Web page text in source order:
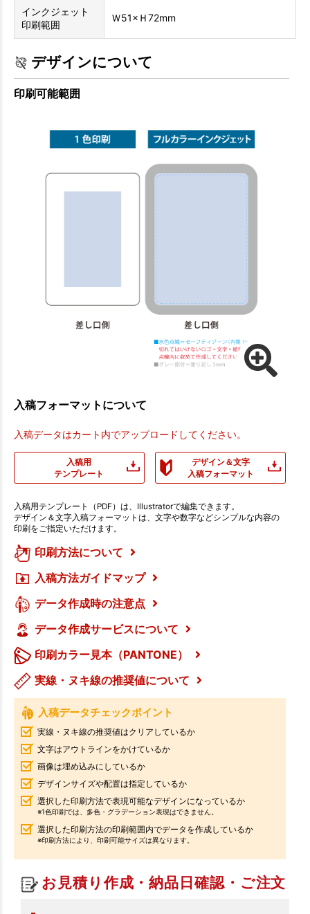
インクジェット
印刷範囲
Ｗ51×Ｈ72mm
デザインについて
印刷可能範囲
入稿フォーマットについて
入稿データはカート内でアップロードしてください。
入稿用
テンプレート
デザイン＆文字
入稿フォーマット
入稿用テンプレート（PDF）は、Illustratorで編集できます。
デザイン＆文字入稿フォーマットは、文字や数字などシンプルな内容の
印刷をご指定いただけます。
印刷方法について
入稿方法ガイドマップ
データ作成時の注意点
データ作成サービスについて
印刷カラー見本（PANTONE）
実線・ヌキ線の推奨値について
入稿データチェックポイント
実線・ヌキ線の推奨値はクリアしているか
文字はアウトラインをかけているか
画像は埋め込みにしているか
デザインサイズや配置は指定しているか
選択した印刷方法で表現可能なデザインになっているか
※1色印刷では、多色・グラデーション表現はできません。
選択した印刷方法の印刷範囲内でデータを作成しているか
※印刷方法により、印刷可能サイズは異なります。
お見積り作成・納品日確認・ご注文